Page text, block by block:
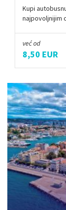
Kupi
najpovoljnijim
već od
8,50 EUR